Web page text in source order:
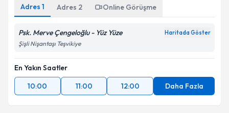
Adres 1 Adres 2 Online Görüşme
Psk. Merve Çengeloğlu - Yüz Yüze Haritada Göster
Şişli Nişantaşı Teşvikiye
En Yakın Saatler
10:00
11:00 12:00 Daha Fazla